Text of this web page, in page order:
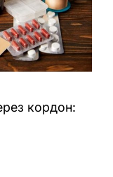
кордон: